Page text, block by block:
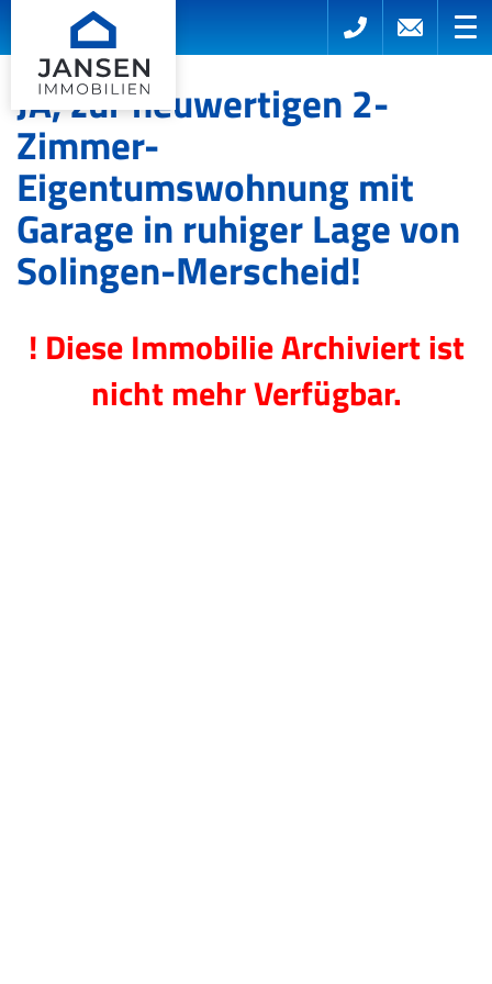
JA, zur neuwertigen 2-
Zimmer-
Eigentumswohnung mit
Garage in ruhiger Lage von
Solingen-Merscheid!
! Diese Immobilie Archiviert ist
nicht mehr Verfügbar.